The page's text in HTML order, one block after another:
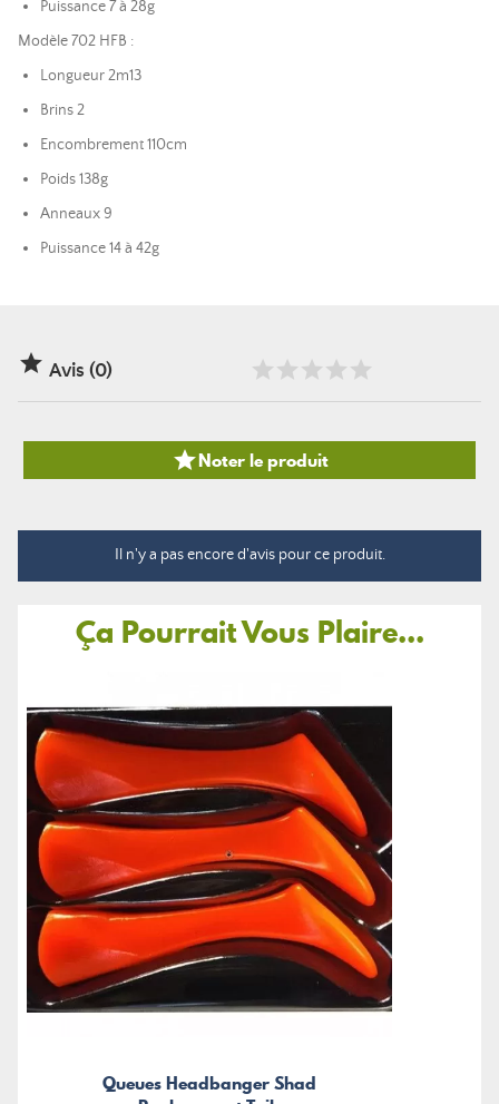
Puissance 7 à 28g
Modèle 702 HFB :
Longueur 2m13
Brins 2
Encombrement 110cm
Poids 138g
Anneaux 9
Puissance 14 à 42g
 Avis (0)
Noter le produit
Il n'y a pas encore d'avis pour ce produit.
Ça Pourrait Vous Plaire...
Queues Headbanger Shad